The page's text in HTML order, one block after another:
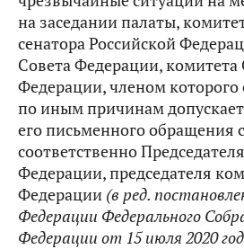
на заседании палаты,
сенатора Российской
Совета Федерации, комитета
Федерации, членом которого
по иным причинам
его письменного обращения
соответственно
Федерации, председателя
Федерации (в ред.
Федерации Федерального
Федерации от 15 июля 2020